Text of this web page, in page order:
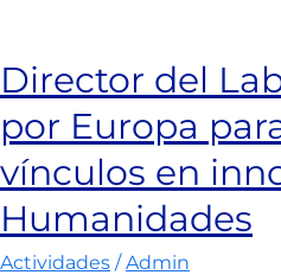
Notre
Dame
para
celebrar
su
reapertura
Director del
por Europa
vínculos en
Humanidades
Actividades /Admin